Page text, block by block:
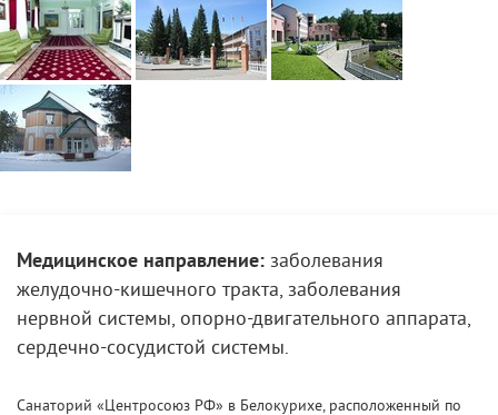
Медицинское направление: заболевания
желудочно-кишечного тракта, заболевания
нервной системы, опорно-двигательного аппарата,
сердечно-сосудистой системы.
Санаторий «Центросоюз РФ» в Белокурихе, расположенный по